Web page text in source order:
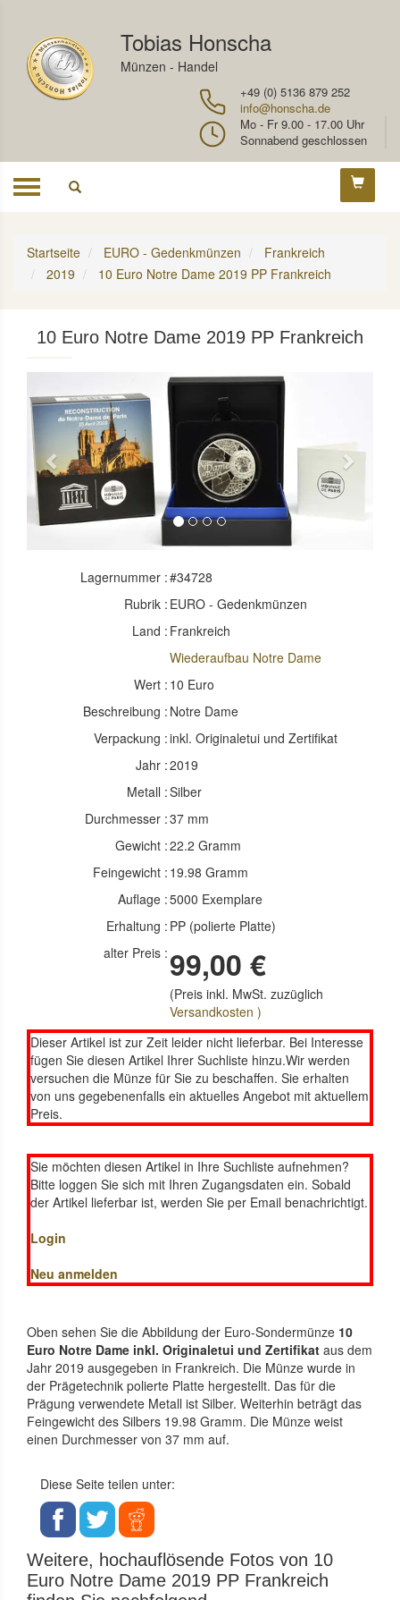
Tobias Honscha
Münzen - Handel
+49 (0) 5136 879 252
info@honscha.de
Mo - Fr 9.00 - 17.00 Uhr
Sonnabend geschlossen
Toggle
Startseite EURO - Gedenkmünzen
Frankreich
2019
10 Euro Notre Dame 2019 PP Frankreich
10 Euro Notre Dame 2019 PP Frankreich
Previous Next
Lagernummer :#34728
Rubrik : EURO - Gedenkmünzen
Land : Frankreich
Wiederaufbau Notre Dame
Wert : 10 Euro
Beschreibung : Notre Dame
Verpackung :inkl. Originaletui und Zertifikat
Jahr :2019
Metall :Silber
Durchmesser :37 mm
Gewicht :22.2 Gramm
Feingewicht : 19.98 Gramm
Auflage :5000 Exemplare
Erhaltung : PP (polierte Platte)
alter Preis : 99,00 €
(Preis inkl. MwSt. zuzüglich
Versandkosten )
Dieser Artikel ist zur Zeit leider nicht lieferbar. Bei Interesse
fügen Sie diesen Artikel Ihrer Suchliste hinzu.Wir werden
versuchen die Münze für Sie zu beschaffen. Sie erhalten
von uns gegebenenfalls ein aktuelles Angebot mit aktuellem
Preis.
Sie möchten diesen Artikel in Ihre Suchliste aufnehmen?
Bitte loggen Sie sich mit Ihren Zugangsdaten ein. Sobald
der Artikel lieferbar ist, werden Sie per Email benachrichtigt.
Login
Neu anmelden
Oben sehen Sie die Abbildung der Euro-Sondermünze 10
Euro Notre Dame inkl. Originaletui und Zertifikat aus dem
Jahr 2019 ausgegeben in Frankreich. Die Münze wurde in
der Prägetechnik polierte Platte hergestellt. Das für die
Prägung verwendete Metall ist Silber. Weiterhin beträgt das
Feingewicht des Silbers 19.98 Gramm. Die Münze weist
einen Durchmesser von 37 mm auf.
Diese Seite teilen unter:
Weitere, hochauflösende Fotos von 10
Euro Notre Dame 2019 PP Frankreich